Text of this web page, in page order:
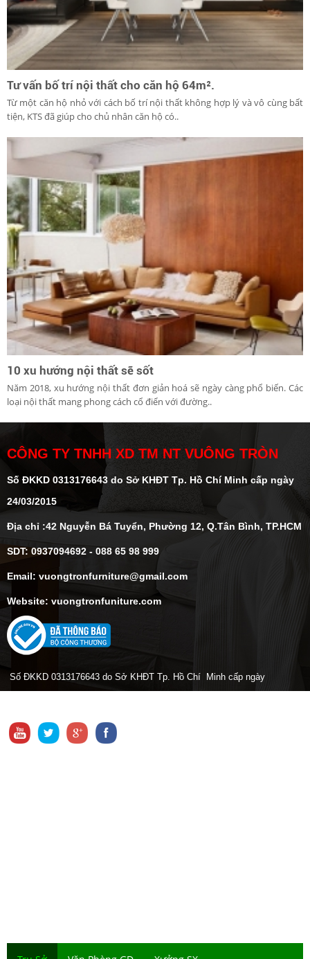
Tư vấn bố trí nội thất cho căn hộ 64m².
Từ một căn hộ nhỏ với cách bố trí nội thất không hợp lý và vô cùng bất
tiện, KTS đã giúp cho chủ nhân căn hộ có..
10 xu hướng nội thất sẽ sốt
Năm 2018, xu hướng nội thất đơn giản hoá sẽ ngày càng phổ biến. Các
loại nội thất mang phong cách cổ điển với đường..
CÔNG TY TNHH XD TM NT VUÔNG TRÒN
Số ĐKKD 0313176643 do Sở KHĐT Tp. Hồ Chí Minh cấp ngày
24/03/2015
Địa chỉ :42 Nguyễn Bá Tuyển, Phường 12, Q.Tân Bình, TP.HCM
SDT: 0937094692 - 088 65 98 999
Email: vuongtronfurniture@gmail.com
Website: vuongtronfuniture.com
Số ĐKKD 0313176643 do Sở KHĐT Tp. Hồ Chí Minh cấp ngày